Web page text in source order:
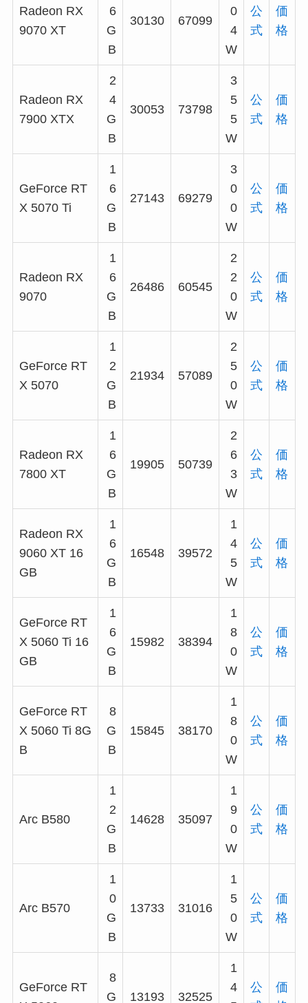
Radeon RX
9070 XT
6
G
B
30130 67099
0
4
W
公
式
価
格
Radeon RX
7900 XTX
2
4
G
B
30053 73798
3
5
5
W
公
式
価
格
GeForce RT
X 5070 Ti
1
6
G
B
27143 69279
3
0
0
W
公
式
価
格
Radeon RX
9070
1
6
G
B
26486 60545
2
2
0
W
公
式
価
格
GeForce RT
X 5070
1
2
G
B
21934 57089
2
5
0
W
公
式
価
格
Radeon RX
7800 XT
1
6
G
B
19905 50739
2
6
3
W
公
式
価
格
Radeon RX
9060 XT 16
GB
1
6
G
B
16548 39572
1
4
5
W
公
式
価
格
GeForce RT
X 5060 Ti 16
GB
1
6
G
B
15982 38394
1
8
0
W
公
式
価
格
GeForce RT
X 5060 Ti 8G
B
8
G
B
15845 38170
1
8
0
W
公
式
価
格
Arc B580
1
2
G
B
14628 35097
1
9
0
W
公
式
価
格
Arc B570
1
0
G
B
13733 31016
1
5
0
W
公
式
価
格
GeForce RT
8
G
13193 32525
1
4
公
価